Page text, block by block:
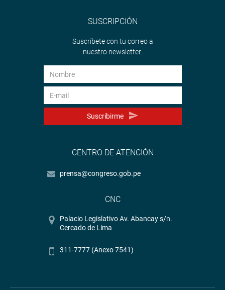
SUSCRIPCIÓN
Suscríbete con tu correo a
nuestro newsletter.
Suscribirme
CENTRO DE ATENCIÓN
prensa@congreso.gob.pe
CNC
Palacio Legislativo Av. Abancay s/n.
Cercado de Lima
311-7777 (Anexo 7541)